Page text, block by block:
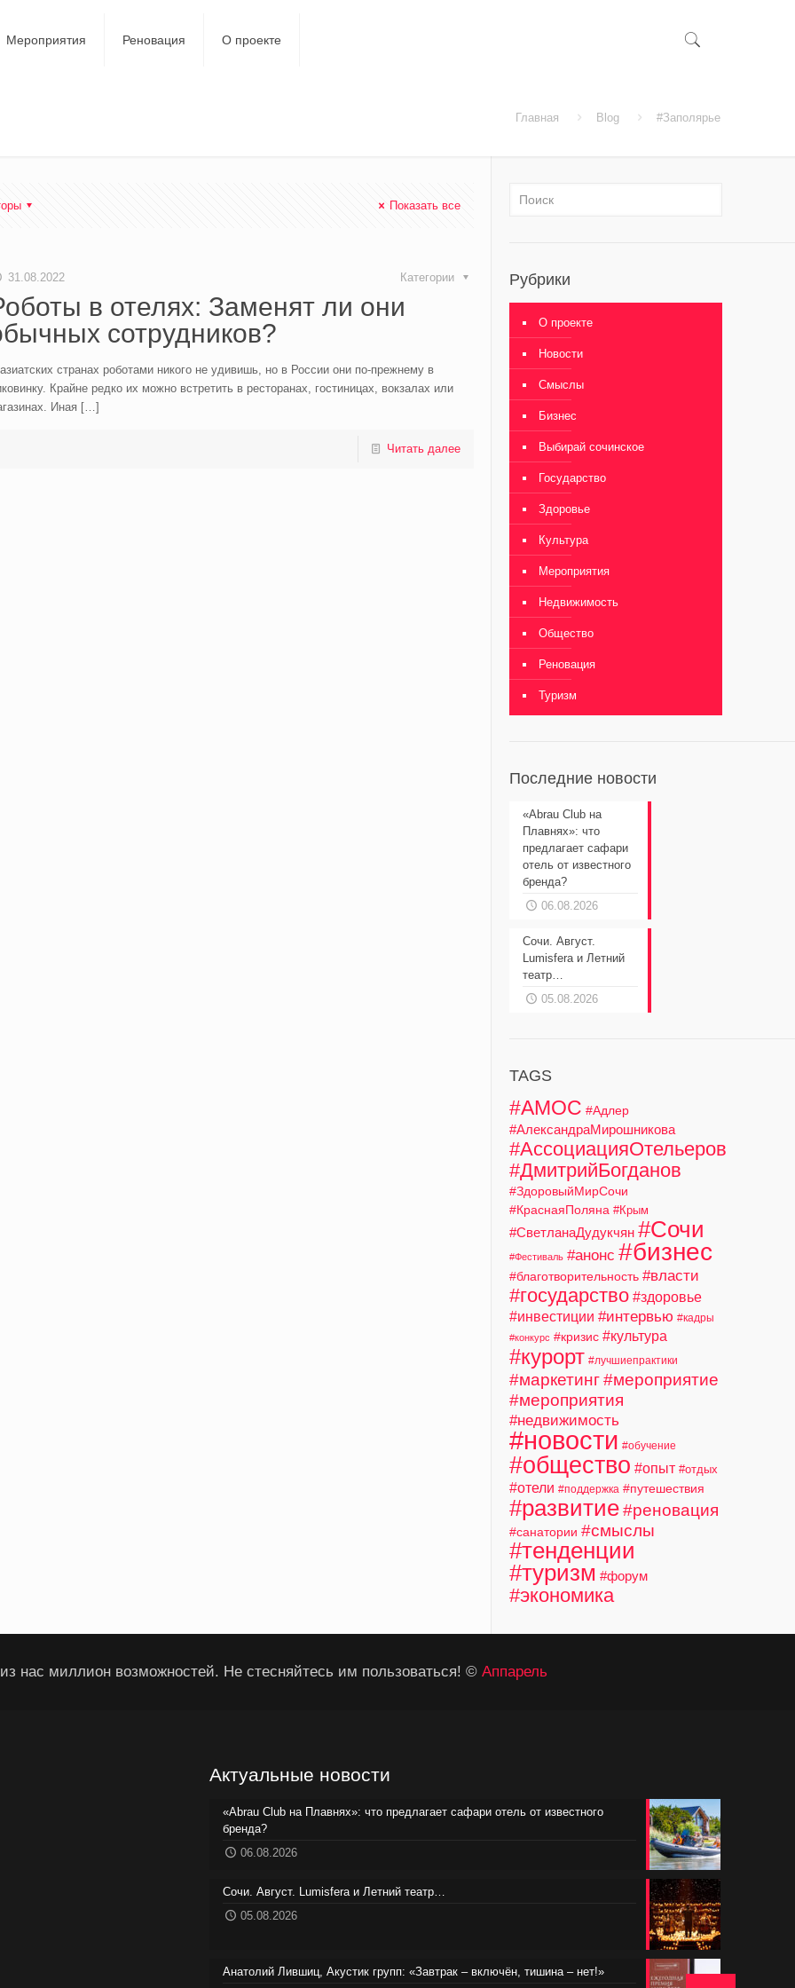
Мероприятия Реновация О проекте
Главная Blog #Заполярье
Показать все
31.08.2022 Категории
в отелях: Заменят ли они
сотрудников?
странах роботами никого не удивишь, но в России они по-прежнему в
Крайне редко их можно встретить в ресторанах, гостиницах, вокзалах или
Иная […]
Читать далее
Рубрики
О проекте
Новости
Смыслы
Бизнес
Выбирай сочинское
Государство
Здоровье
Культура
Мероприятия
Недвижимость
Общество
Реновация
Туризм
Последние новости
«Abrau Club на
Плавнях»: что
предлагает сафари
отель от известного
бренда?
06.08.2026
Сочи. Август.
Lumisfera и Летний
театр…
05.08.2026
TAGS
#АМОС #Адлер
#АлександраМирошникова
#АссоциацияОтельеров
#ДмитрийБогданов
#ЗдоровыйМирСочи
#КраснаяПоляна #Крым
#СветланаДудукчян #Сочи
#Фестиваль #анонс #бизнес
#благотворительность #власти
#государство #здоровье
#инвестиции #интервью #кадры
#конкурс #кризис #культура
#курорт #лучшиепрактики
#маркетинг #мероприятие
#мероприятия
#недвижимость
#новости #обучение
#общество #опыт #отдых
#отели #поддержка #путешествия
#развитие #реновация
#санатории #смыслы
#тенденции
#туризм #форум
#экономика
нас миллион возможностей. Не стесняйтесь им пользоваться! © Аппарель
Актуальные новости
«Abrau Club на Плавнях»: что предлагает сафари отель от известного
бренда?
06.08.2026
Сочи. Август. Lumisfera и Летний театр…
05.08.2026
Анатолий Лившиц, Акустик групп: «Завтрак – включён, тишина – нет!»